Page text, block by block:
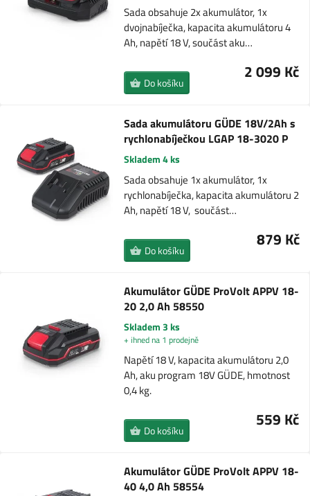
Sada obsahuje 2x akumulátor, 1x
dvojnabíječka, kapacita akumulátoru 4
Ah, napětí 18 V, součást aku…
2 099 Kč
Do košíku
Sada akumulátoru GÜDE 18V/2Ah s
rychlonabíječkou LGAP 18-3020 P
Skladem 4 ks
Sada obsahuje 1x akumulátor, 1x
rychlonabíječka, kapacita akumulátoru 2
Ah, napětí 18 V, součást…
879 Kč
Do košíku
Akumulátor GÜDE ProVolt APPV 18-
20 2,0 Ah 58550
Skladem 3 ks
+ ihned na 1 prodejně
Napětí 18 V, kapacita akumulátoru 2,0
Ah, aku program 18V GÜDE, hmotnost
0,4 kg.
559 Kč
Do košíku
Akumulátor GÜDE ProVolt APPV 18-
40 4,0 Ah 58554